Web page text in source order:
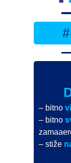
– bitno
– bitno
– stiže